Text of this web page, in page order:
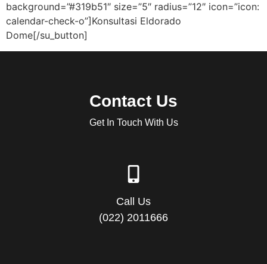
background=”#319b51″ size=”5″ radius=”12″ icon=”icon:
calendar-check-o”]Konsultasi Eldorado
Dome[/su_button]
Contact Us
Get In Touch With Us
Call Us
(022) 2011666